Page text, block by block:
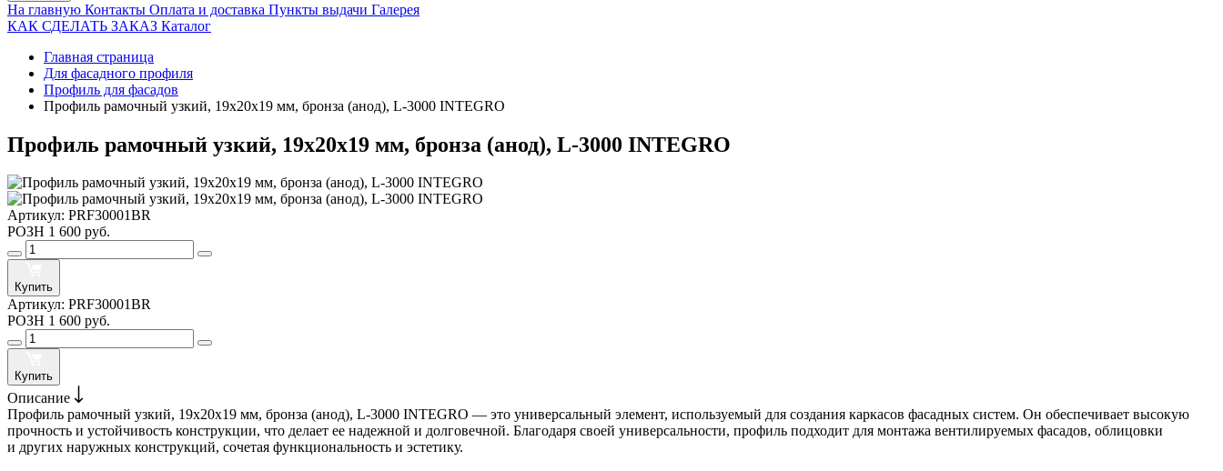
На главную Контакты Оплата и доставка Пункты выдачи Галерея
КАК СДЕЛАТЬ ЗАКАЗ Каталог
Главная страница
Для фасадного профиля
Профиль для фасадов
Профиль рамочный узкий, 19х20х19 мм, бронза (анод), L-3000 INTEGRO
Профиль рамочный узкий, 19х20х19 мм, бронза (анод), L-3000 INTEGRO
Артикул: PRF30001BR
РОЗН 1 600 руб.
Купить
Артикул: PRF30001BR
РОЗН 1 600 руб.
Купить
Описание
Профиль рамочный узкий, 19х20х19 мм, бронза (анод), L-3000 INTEGRO — это универсальный элемент, используемый для создания каркасов фасадных систем. Он обеспечивает высокую
прочность и устойчивость конструкции, что делает ее надежной и долговечной. Благодаря своей универсальности, профиль подходит для монтажа вентилируемых фасадов, облицовки
и других наружных конструкций, сочетая функциональность и эстетику.